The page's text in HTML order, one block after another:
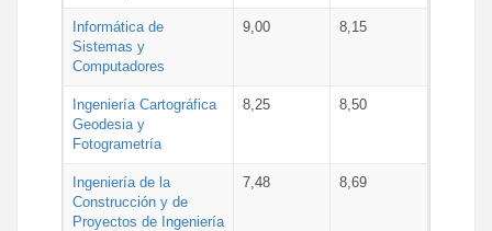
Informática de
Sistemas y
Computadores
9,00 8,15
Ingeniería Cartográfica
Geodesia y
Fotogrametría
8,25 8,50
Ingeniería de la
Construcción y de
Proyectos de Ingeniería
7,48 8,69